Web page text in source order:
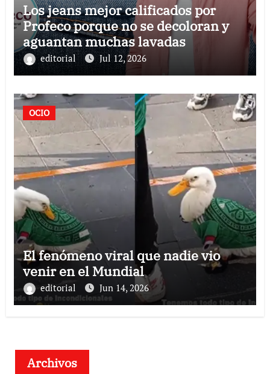
Los jeans mejor calificados por
Profeco porque no se decoloran y
aguantan muchas lavadas
editorial Jul 12, 2026
OCIO
El fenómeno viral que nadie vio
venir en el Mundial
editorial Jun 14, 2026
Archivos